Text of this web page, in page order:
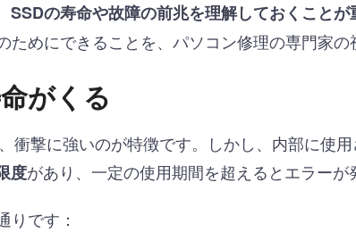
SSDの寿命や故障の前兆を理解しておくことが
ためにできることを、パソコン修理の専門家
がくる
衝撃に強いのが特徴です。しかし、内部に使
度があり、一定の使用期間を超えるとエラー
りです：